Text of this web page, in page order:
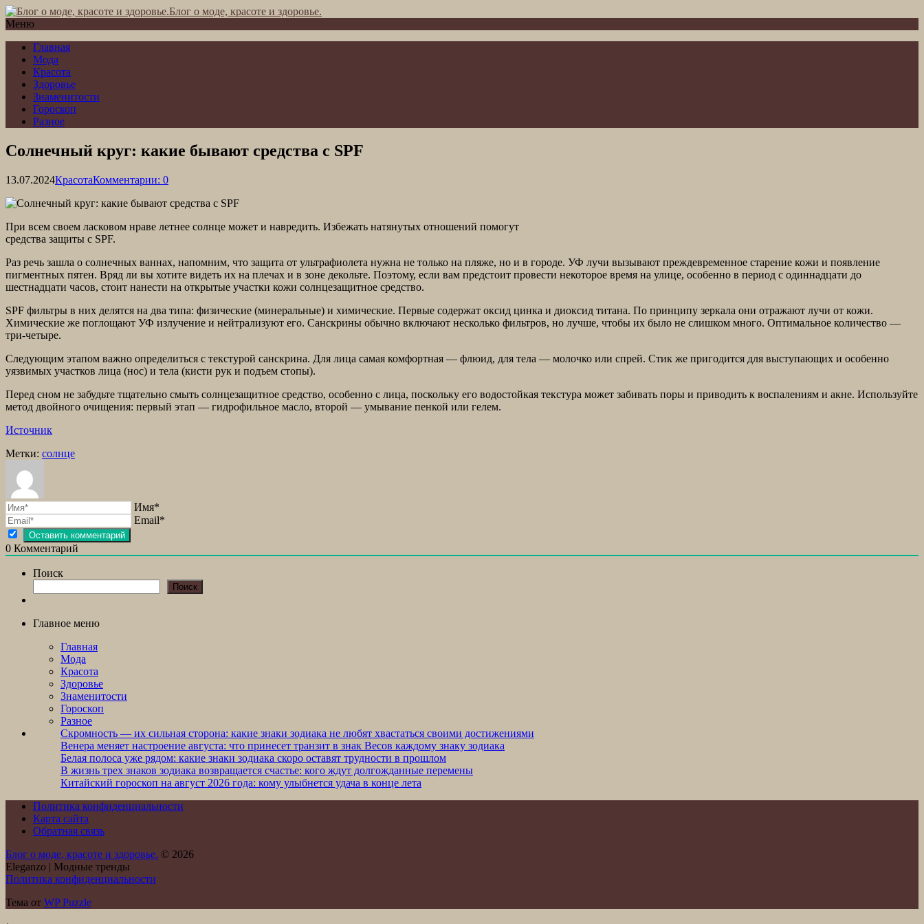
Блог о моде, красоте и здоровье.
Меню
Главная
Мода
Красота
Здоровье
Знаменитости
Гороскоп
Разное
Солнечный круг: какие бывают средства с SPF
13.07.2024КрасотаКомментарии: 0
При всем своем ласковом нраве летнее солнце может и навредить. Избежать натянутых отношений помогут
средства защиты с SPF.
Раз речь зашла о солнечных ваннах, напомним, что защита от ультрафиолета нужна не только на пляже, но и в городе. УФ лучи вызывают преждевременное старение кожи и появление
пигментных пятен. Вряд ли вы хотите видеть их на плечах и в зоне декольте. Поэтому, если вам предстоит провести некоторое время на улице, особенно в период с одиннадцати до
шестнадцати часов, стоит нанести на открытые участки кожи солнцезащитное средство.
SPF фильтры в них делятся на два типа: физические (минеральные) и химические. Первые содержат оксид цинка и диоксид титана. По принципу зеркала они отражают лучи от кожи.
Химические же поглощают УФ излучение и нейтрализуют его. Санскрины обычно включают несколько фильтров, но лучше, чтобы их было не слишком много. Оптимальное количество —
три-­четыре.
Следующим этапом важно определиться с текстурой санскрина. Для лица самая комфортная — флюид, для тела — молочко или спрей. Стик же пригодится для выступающих и особенно
уязвимых участков лица (нос) и тела (кисти рук и подъем стопы).
Перед сном не забудьте тщательно смыть солнцезащитное средство, особенно с лица, поскольку его водостойкая текстура может забивать поры и приводить к воспалениям и акне. Используйте
метод двой­ного очищения: первый этап — гидрофильное масло, второй — умывание пенкой или гелем.
Источник
Метки: солнце
Имя*
Email*
0 Комментарий
Поиск
Поиск
Главное меню
Главная
Мода
Красота
Здоровье
Знаменитости
Гороскоп
Разное
Скромность — их сильная сторона: какие знаки зодиака не любят хвастаться своими достижениями
Венера меняет настроение августа: что принесет транзит в знак Весов каждому знаку зодиака
Белая полоса уже рядом: какие знаки зодиака скоро оставят трудности в прошлом
В жизнь трех знаков зодиака возвращается счастье: кого ждут долгожданные перемены
Китайский гороскоп на август 2026 года: кому улыбнется удача в конце лета
Политика конфиденциальности
Карта сайта
Обратная связь
Блог о моде, красоте и здоровье. © 2026
Eleganzo | Модные тренды
Политика конфиденциальности
Тема от WP Puzzle